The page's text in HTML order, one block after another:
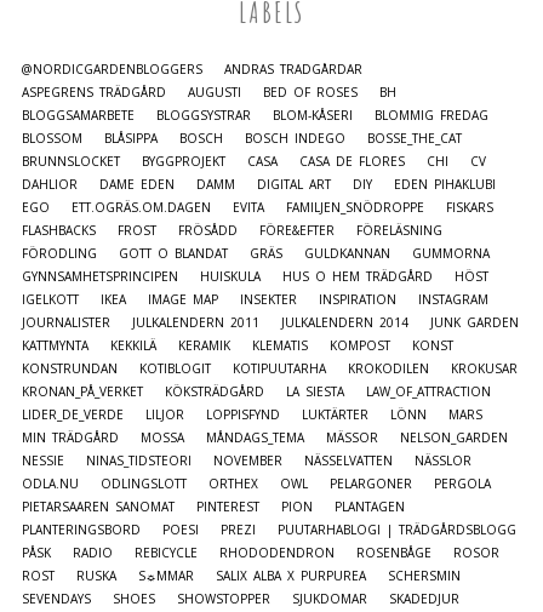
LABELS
@NORDICGARDENBLOGGERS
ANDRAS TRÄDGÅRDAR
ASPEGRENS TRÄDGÅRD
AUGUSTI BED OF ROSES
BH
BLOGGSAMARBETE
BLOGGSYSTRAR BLOM-KÅSERI
BLOMMIG FREDAG
BLOSSOM
BLÅSIPPA BOSCH BOSCH INDEGO
BOSSE_THE_CAT
BRUNNSLOCKET
BYGGPROJEKT CASA CASA DE FLORES CHI
CV
DAHLIOR
DAME EDEN DAMM DIGITAL ART DIY
EDEN PIHAKLUBI
EGO
ETT.OGRÄS.OM.DAGEN EVITA FAMILJEN_SNÖDROPPE
FISKARS
FLASHBACKS
FROST FRÖSÅDD FÖRE&EFTER
FÖRELÄSNING
FÖRODLING
GOTT O BLANDAT GRÄS GULDKANNAN
GUMMORNA
GYNNSAMHETSPRINCIPEN
HUISKULA HUS O HEM TRÄDGÅRD
HÖST
IGELKOTT
IKEA IMAGE MAP INSEKTER INSPIRATION
INSTAGRAM
JOURNALISTER
JULKALENDERN 2011 JULKALENDERN 2014
JUNK GARDEN
KATTMYNTA
KEKKILÄ KERAMIK KLEMATIS KOMPOST
KONST
KONSTRUNDAN
KOTIBLOGIT KOTIPUUTARHA KROKODILEN
KROKUSAR
KRONAN_PÅ_VERKET
KÖKSTRÄDGÅRD LA SIESTA
LAW_OF_ATTRACTION
LIDER_DE_VERDE
LILJOR LOPPISFYND LUKTÄRTER LÖNN
MARS
MIN TRÄDGÅRD
MOSSA MÅNDAGS_TEMA MÄSSOR
NELSON_GARDEN
NESSIE
NINAS_TIDSTEORI NOVEMBER NÄSSELVATTEN
NÄSSLOR
ODLA.NU
ODLINGSLOTT ORTHEX OWL PELARGONER
PERGOLA
PIETARSAAREN SANOMAT
PINTEREST PION
PLANTAGEN
PLANTERINGSBORD
POESI PREZI
PUUTARHABLOGI | TRÄDGÅRDSBLOGG
PÅSK
RADIO REBICYCLE RHODODENDRON ROSENBÅGE
ROSOR
ROST
RUSKA S☼MMAR SALIX ALBA X PURPUREA
SCHERSMIN
SEVENDAYS
SHOES SHOWSTOPPER SJUKDOMAR
SKADEDJUR